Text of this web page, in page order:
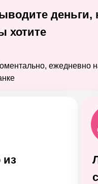
деньги,
хотите
ежедневно
из